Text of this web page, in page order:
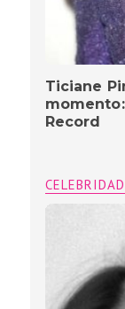
Ticiane
Record